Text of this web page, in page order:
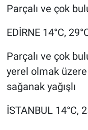
Parçalı ve çok
EDİRNE 14°C,
Parçalı ve çok
yerel olmak
sağanak yağışlı
İSTANBUL 14°C,